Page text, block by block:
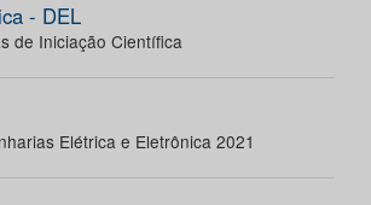
- DEL
de Iniciação Científica
Elétrica e Eletrônica 2021